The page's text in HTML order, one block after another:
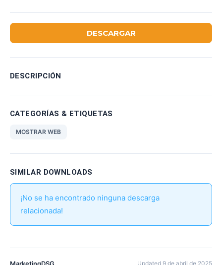
DESCARGAR
DESCRIPCIÓN
CATEGORÍAS & ETIQUETAS
MOSTRAR WEB
SIMILAR DOWNLOADS
¡No se ha encontrado ninguna descarga
relacionada!
MarketingDSG Updated 9 de abril de 2025